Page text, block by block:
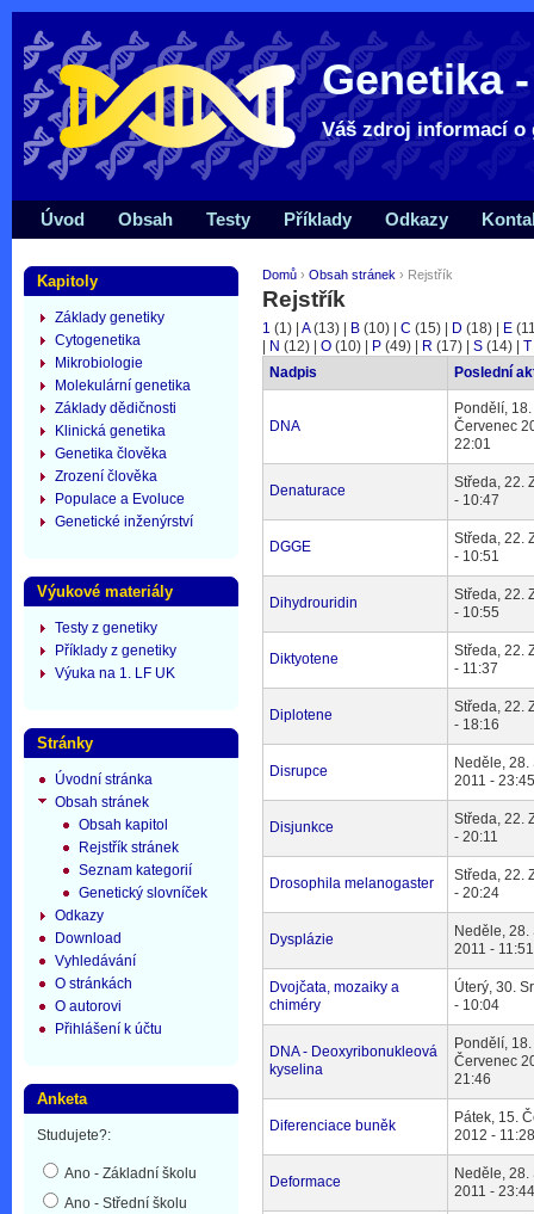
Genetika
Váš zdroj informací o
Domů › Obsah stránek › Rejstřík
Rejstřík
1 (1) A(13) B (10) C (15) D (18) E
N (12) O (10) P (49) R (17) S (14) T
Nadpis
Poslední
DNA
Pondělí, 18.
Červenec
22:01
Denaturace
Středa, 22.
- 10:47
DGGE
Středa, 22.
- 10:51
Dihydrouridin
Středa, 22.
- 10:55
Diktyotene
Středa, 22.
- 11:37
Diplotene
Středa, 22.
- 18:16
Disrupce
Neděle, 28.
2011 - 23:45
Disjunkce
Středa, 22.
- 20:11
Drosophila melanogaster
Středa, 22.
- 20:24
Dysplázie
Neděle, 28.
2011 - 11:51
Dvojčata, mozaiky a
chiméry
Úterý, 30.
- 10:04
DNA - Deoxyribonukleová
kyselina
Pondělí, 18.
Červenec
21:46
Diferenciace buněk
Pátek, 15.
2012 - 11:28
Deformace
Neděle, 28.
2011 - 23:44
Úvod Obsah Testy Příklady Odkazy
Kapitoly
Základy genetiky
Cytogenetika
Mikrobiologie
Molekulární genetika
Základy dědičnosti
Klinická genetika
Genetika člověka
Zrození člověka
Populace a Evoluce
Genetické inženýrství
Výukové materiály
Testy z genetiky
Příklady z genetiky
Výuka na 1. LF UK
Stránky
Úvodní stránka
Obsah stránek
Obsah kapitol
Rejstřík stránek
Seznam kategorií
Genetický slovníček
Odkazy
Download
Vyhledávání
O stránkách
O autorovi
Přihlášení k účtu
Anketa
Studujete?:
Ano - Základní školu
Ano - Střední školu